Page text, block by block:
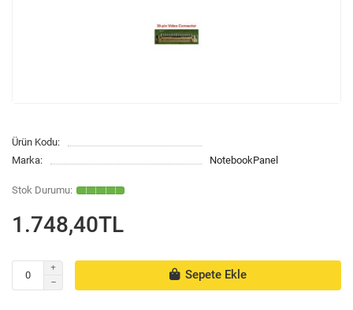
Ürün Kodu:
Marka:
NotebookPanel
1.748,40TL
Sepete Ekle